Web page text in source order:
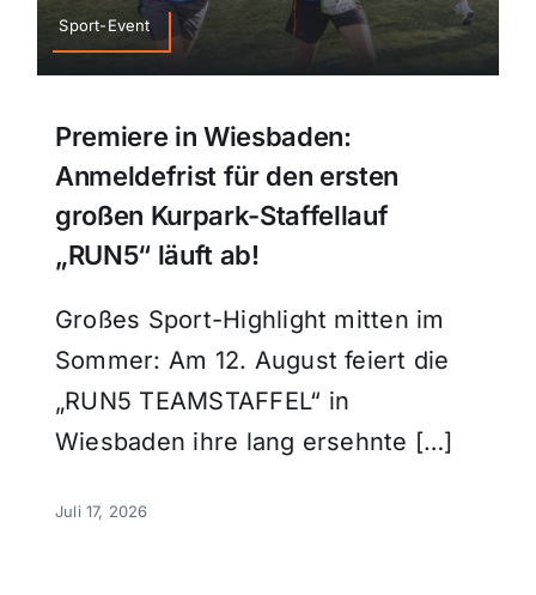
Sport-Event
Premiere in Wiesbaden:
Anmeldefrist für den ersten
großen Kurpark-Staffellauf
„RUN5“ läuft ab!
Großes Sport-Highlight mitten im
Sommer: Am 12. August feiert die
„RUN5 TEAMSTAFFEL“ in
Wiesbaden ihre lang ersehnte […]
Juli 17, 2026